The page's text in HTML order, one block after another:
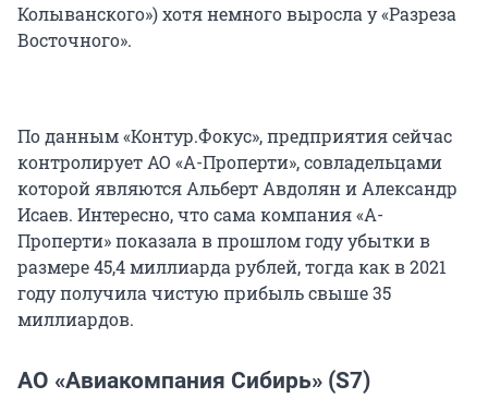
Колыванского») хотя немного выросла у «Разреза
Восточного».
По данным «Контур.Фокус», предприятия сейчас
контролирует АО «А-Проперти», совладельцами
которой являются Альберт Авдолян и Александр
Исаев. Интересно, что сама компания «А-
Проперти» показала в прошлом году убытки в
размере 45,4 миллиарда рублей, тогда как в 2021
году получила чистую прибыль свыше 35
миллиардов.
АО «Авиакомпания Сибирь» (S7)